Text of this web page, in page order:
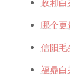
政和白
哪个更
信阳毛
福鼎白